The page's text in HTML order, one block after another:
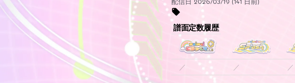
譜面定数履歴
／ ／ ／